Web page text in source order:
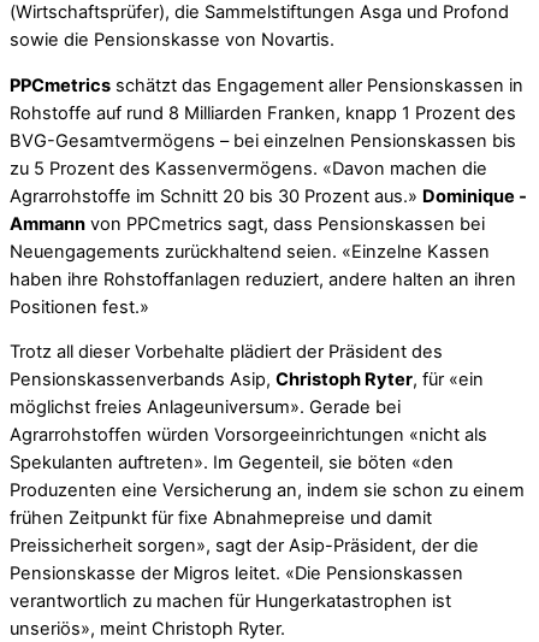
(Wirtschaftsprüfer), die Sammelstiftungen Asga und Profond
sowie die Pensionskasse von Novartis.
PPCmetrics schätzt das Engagement aller Pensionskassen in
Rohstoffe auf rund 8 Milliarden Franken, knapp 1 Prozent des
BVG-Gesamtvermögens – bei einzelnen Pensionskassen bis
zu 5 Prozent des Kassenvermögens. «Davon ­machen die
Agrarrohstoffe im Schnitt 20 bis 30 Prozent aus.» Dominique ­
Ammann von PPCmetrics sagt, dass ­Pensionskassen bei
Neuengagements ­zurückhaltend seien. «Einzelne Kassen
haben ihre Rohstoffanlagen reduziert, andere halten an ihren
Positionen fest.»
Trotz all dieser Vorbehalte plädiert der Präsident des
Pensionskassenverbands Asip, Christoph Ryter, für «ein
möglichst freies Anlageuniversum». Gerade bei
Agrarrohstoffen würden Vorsorgeeinrichtungen «nicht als
Spekulanten auftreten». Im Gegenteil, sie böten «den
Produzenten eine Versicherung an, indem sie schon zu einem
frühen Zeitpunkt für fixe Abnahmepreise und damit
Preissicherheit sorgen», sagt der Asip-Präsident, der die
Pensionskasse der Migros leitet. «Die Pensionskassen
verantwortlich zu machen für Hungerkatastrophen ist
unseriös», meint Chris­toph Ryter.